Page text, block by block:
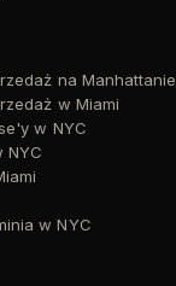
na Manhattanie
w Miami
w NYC
NYC
w NYC